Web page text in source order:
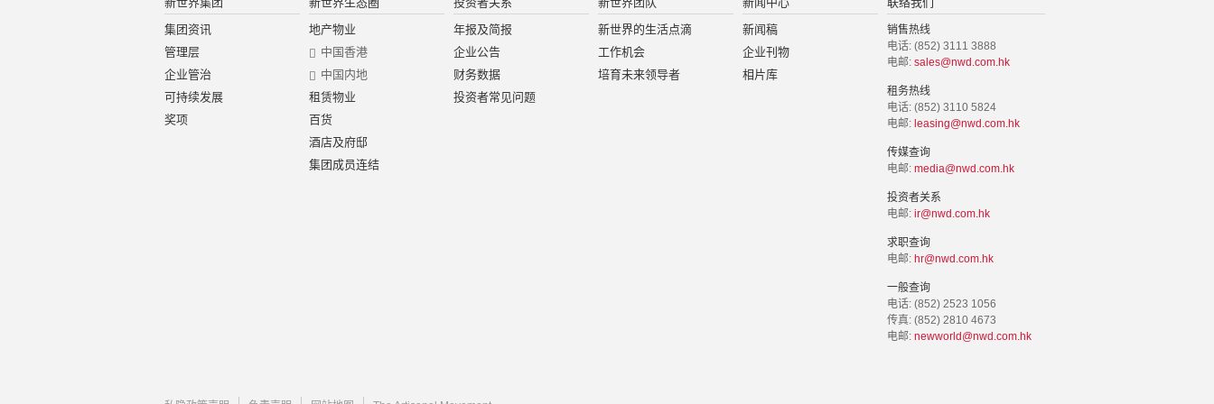
集团资讯
管理层
企业管治
可持续发展
奖项
地产物业
中国香港
中国内地
租赁物业
百货
酒店及府邸
集团成员连结
年报及简报
企业公告
财务数据
投资者常见问题
新世界的生活点滴
工作机会
培育未来领导者
新闻稿
企业刊物
相片库
销售热线
电话: (852) 3111 3888
电邮: sales@nwd.com.hk
租务热线
电话: (852) 3110 5824
电邮: leasing@nwd.com.hk
传媒查询
电邮: media@nwd.com.hk
投资者关系
电邮: ir@nwd.com.hk
求职查询
电邮: hr@nwd.com.hk
一般查询
电话: (852) 2523 1056
传真: (852) 2810 4673
电邮: newworld@nwd.com.hk